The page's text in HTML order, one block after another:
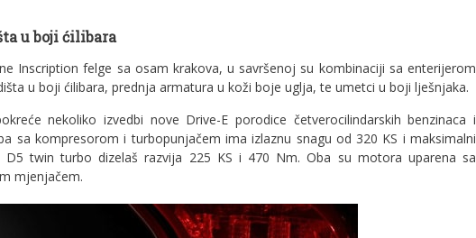
u boji ćilibara
Inscription felge sa osam krakova, u savršenoj su kombinaciji sa enterijerom
u boji ćilibara, prednja armatura u koži boje uglja, te umetci u boji lješnjaka.
nekoliko izvedbi nove Drive-E porodice četverocilindarskih benzinaca i
sa kompresorom i turbopunjačem ima izlaznu snagu od 320 KS i maksimalni
twin turbo dizelaš razvija 225 KS i 470 Nm. Oba su motora uparena sa
mjenjačem.